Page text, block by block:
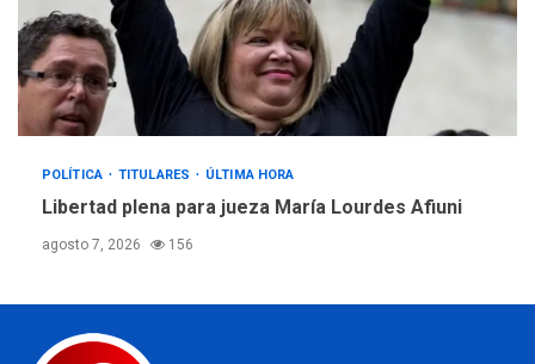
POLÍTICA TITULARES ÚLTIMA HORA
Libertad plena para jueza María Lourdes Afiuni
agosto 7, 2026 156